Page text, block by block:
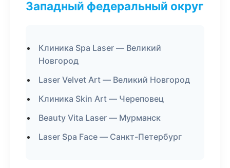
Западный федеральный округ
Клиника Spa Laser — Великий
Новгород
Laser Velvet Art — Великий Новгород
Клиника Skin Art — Череповец
Beauty Vita Laser — Мурманск
Laser Spa Face — Санкт-Петербург